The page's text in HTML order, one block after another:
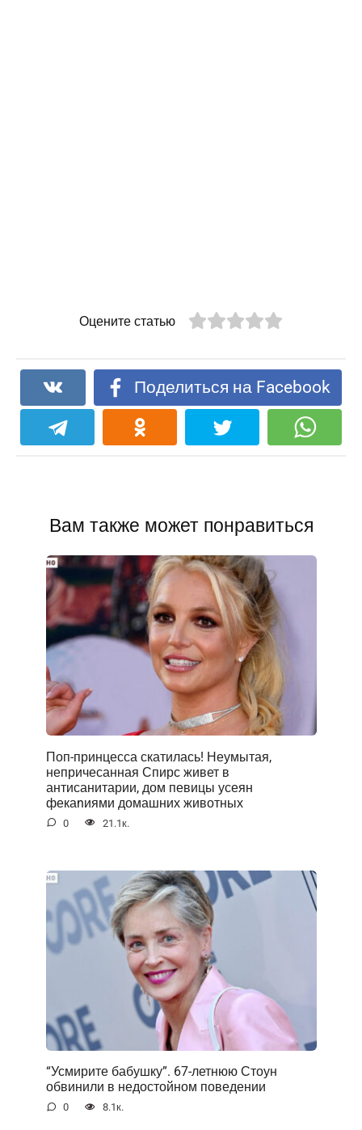
Оцените статью
Поделиться на Facebook
Вам также может понравиться
Поп-принцесса скатилась! Неумытая,
непричесанная Спирс живет в
антисанитарии, дом певицы усеян
фекаnиями домашних животных
0 21.1к.
“Усмирите бабушку”. 67-летнюю Стоун
обвинили в недостойном поведении
0 8.1к.